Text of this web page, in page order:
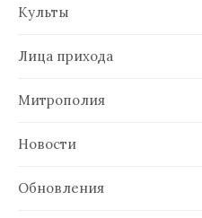
Культы
Лица прихода
Митрополия
Новости
Обновления